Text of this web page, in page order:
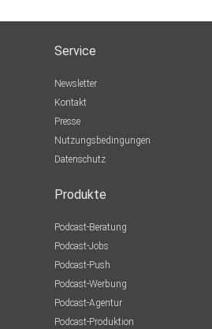
Service
Newsletter
Kontakt
Presse
Nutzungsbedingungen
Datenschutz
Produkte
Podcast-Beratung
Podcast-Jobs
Podcast-Push
Podcast-Werbung
Podcast-Agentur
Podcast-Produktion